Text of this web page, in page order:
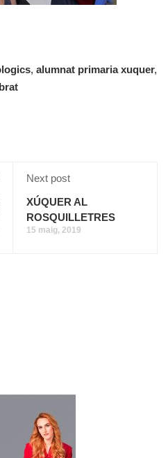
, alumnat primaria xuquer,
Next post
XÚQUER AL
ROSQUILLETRES
15 maig, 2019